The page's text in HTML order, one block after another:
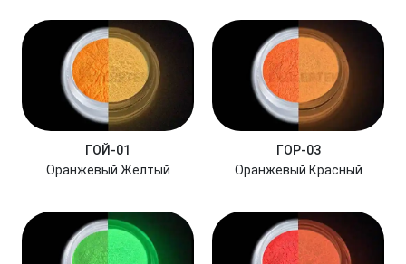
ГОЙ-01
Оранжевый Желтый
ГОР-03
Оранжевый Красный